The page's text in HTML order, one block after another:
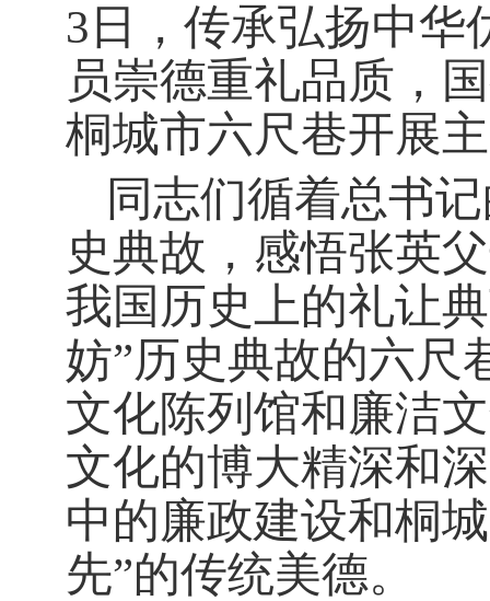
3日，传承弘扬中华
员崇德重礼品质，
桐城市六尺巷开展
同志们循着总书
史典故，感悟张英
我国历史上的礼让
妨”历史典故的六尺
文化陈列馆和廉洁
文化的博大精深和
中的廉政建设和桐
先”的传统美德。